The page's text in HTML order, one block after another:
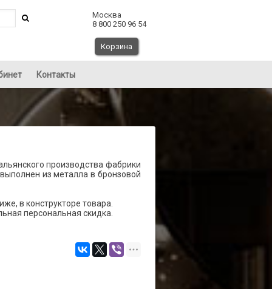
Москва
8 800 250 96 54
Корзина
Контакты
производства фабрики
из металла в бронзовой
в конструкторе товара.
персональная скидка.